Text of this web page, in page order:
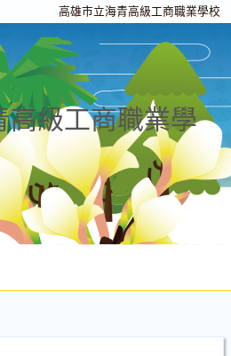
高雄市立海青高級工商職業學校
高級工商職業學